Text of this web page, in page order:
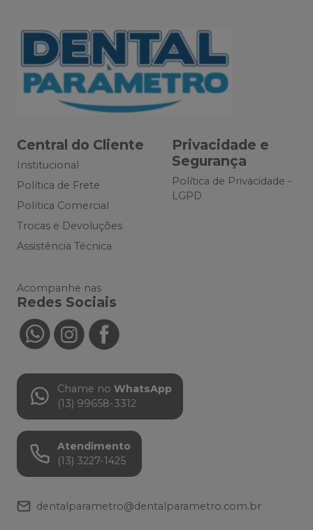
Central do Cliente
Institucional
Política de Frete
Política Comercial
Trocas e Devoluções
Assistência Técnica
Privacidade e
Segurança
Política de Privacidade -
LGPD
Acompanhe nas
Redes Sociais
Chame no WhatsApp
(13) 99658-3312
Atendimento
(13) 3227-1425
dentalparametro@dentalparametro.com.br